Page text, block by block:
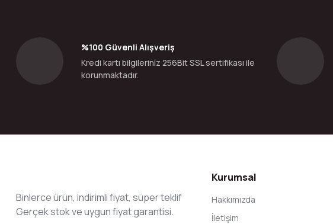
%100 Güvenli Alışveriş
Kredi kartı bilgileriniz 256Bit SSL sertifikası ile
korunmaktadır.
Binlerce ürün, indirimli fiyat, süper teklif
Gerçek stok ve uygun fiyat garantisi.
Kurumsal
Hakkımızda
İletişim